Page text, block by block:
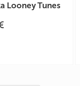
Looney Tunes